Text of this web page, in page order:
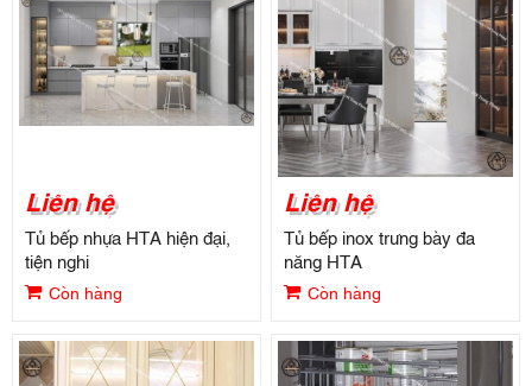
Liên hệ
Tủ bếp nhựa HTA hiện đại,
tiện nghi
Còn hàng
Liên hệ
Tủ bếp inox trưng bày đa
năng HTA
Còn hàng